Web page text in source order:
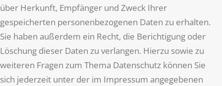
über Herkunft, Empfänger und Zweck Ihrer
gespeicherten personenbezogenen Daten zu erhalten.
Sie haben außerdem ein Recht, die Berichtigung oder
Löschung dieser Daten zu verlangen. Hierzu sowie zu
weiteren Fragen zum Thema Datenschutz können Sie
sich jederzeit unter der im Impressum angegebenen